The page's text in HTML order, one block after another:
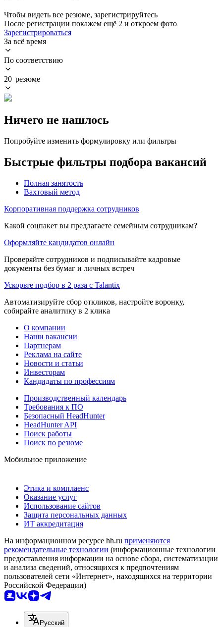
Чтобы видеть все резюме, зарегистрируйтесь
После регистрации покажем ещё 2 и откроем фото
Зарегистрироваться
За всё время
По соответствию
20 резюме
Ничего не нашлось
Попробуйте изменить формулировку или фильтры
Быстрые фильтры подбора вакансий
Полная занятость
Вахтовый метод
Корпоративная поддержка сотрудников
Какой соцпакет вы предлагаете семейным сотрудникам?
Оформляйте кандидатов онлайн
Проверяйте сотрудников и подписывайте кадровые
документы без бумаг и личных встреч
Ускорьте подбор в 2 раза с Talantix
Автоматизируйте сбор откликов, настройте воронку,
собирайте аналитику в 2 клика
О компании
Наши вакансии
Партнерам
Реклама на сайте
Новости и статьи
Инвесторам
Кандидаты по профессиям
Производственный календарь
Требования к ПО
Безопасный HeadHunter
HeadHunter API
Поиск работы
Поиск по резюме
Мобильное приложение
Этика и комплаенс
Оказание услуг
Использование сайтов
Защита персональных данных
ИТ аккредитация
На информационном ресурсе hh.ru применяются
рекомендательные технологии (информационные технологии
предоставления информации на основе сбора, систематизации
и анализа сведений, относящихся к предпочтениям
пользователей сети «Интернет», находящихся на территории
Российской Федерации)
Русский